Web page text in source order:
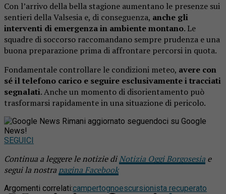
Con l’arrivo della bella stagione aumentano le presenze sui
sentieri della Valsesia e, di conseguenza, anche gli
interventi di emergenza in ambiente montano. Le
squadre di soccorso raccomandano sempre prudenza e una
buona preparazione prima di affrontare percorsi in quota.
Fondamentale controllare le condizioni meteo, avere con
sé il telefono carico e seguire esclusivamente i tracciati
segnalati. Anche un momento di disorientamento può
trasformarsi rapidamente in una situazione di pericolo.
Rimani aggiornato seguendoci su Google
News!
SEGUICI
Continua a leggere le notizie diNotizia Oggi Borgosesia e
segui la nostra pagina Facebook
Argomenti correlati:campertognoescursionista recuperato